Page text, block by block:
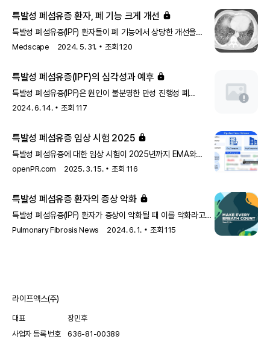
Pulmonary Fibrosis Predisposition Overview | GeneReviews
Idiopathic Pulmonary Fibrosis | National Organization for Rare
Disorders
Idiopathic Pulmonary Fibrosis | MedlinePlus by US National
potential treatment approaches. Respir Investig. 2020
Sep;58(5):320-335.
Pathogenesis of idiopathic pulmonary fibrosis | UpToDate
특발성 폐섬유증 환자, 폐 기능 크게 개선
특발성 폐섬유증(IPF) 환자들이 폐 기능에서 상당한 개선을
보였습니다. ENV-101은 Hedgehog가 PTCH1 수용체에
Medscape 2024. 5. 31. 조회120
특발성 폐섬유증(IPF)의 심각성과 예후
특발성 폐섬유증(IPF)은 원인이 불분명한 만성 진행성 폐
질환으로, 폐 조직의 두꺼워짐과 흉터 형성을 특징으로 합니다.
예후는 매우 나빠서 진단 후 5년 생존율이 약 20%에
불과합니다.
2024. 6. 14. 조회 117
특발성 폐섬유증 임상 시험 2025
특발성 폐섬유증에 대한 임상 시험이 2025년까지 EMA와
PDMA의 주도로 진행될 예정입니다. 이 연구는 질병의 치료법
openPR.com 2025. 3. 15. 조회 116
특발성 폐섬유증 환자의 증상 악화
특발성 폐섬유증(IPF) 환자가 증상이 악화될 때 이를 악화라고
합니다. IPF 악화는 산소 포화도의 갑작스럽고 지속적인 감소를
Pulmonary Fibrosis News 2024. 6. 1. 조회 115
라이프엑스(주)
대표
장민후
사업자 등록 번호
636-81-00389